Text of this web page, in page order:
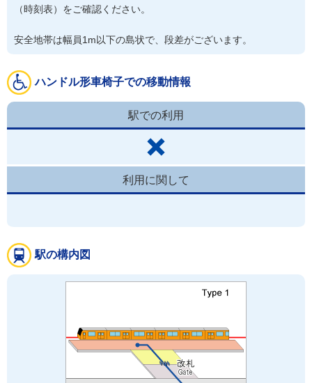
（時刻表）をご確認ください。
安全地帯は幅員1m以下の島状で、段差がございます。
ハンドル形車椅子での移動情報
駅での利用
利用に関して
駅の構内図